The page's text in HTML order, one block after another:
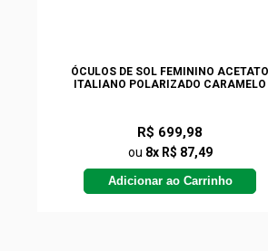
ÓCULOS DE SOL FEMININO ACETATO
ITALIANO POLARIZADO CARAMELO
R$ 699,98
ou 8x R$ 87,49
Adicionar ao Carrinho